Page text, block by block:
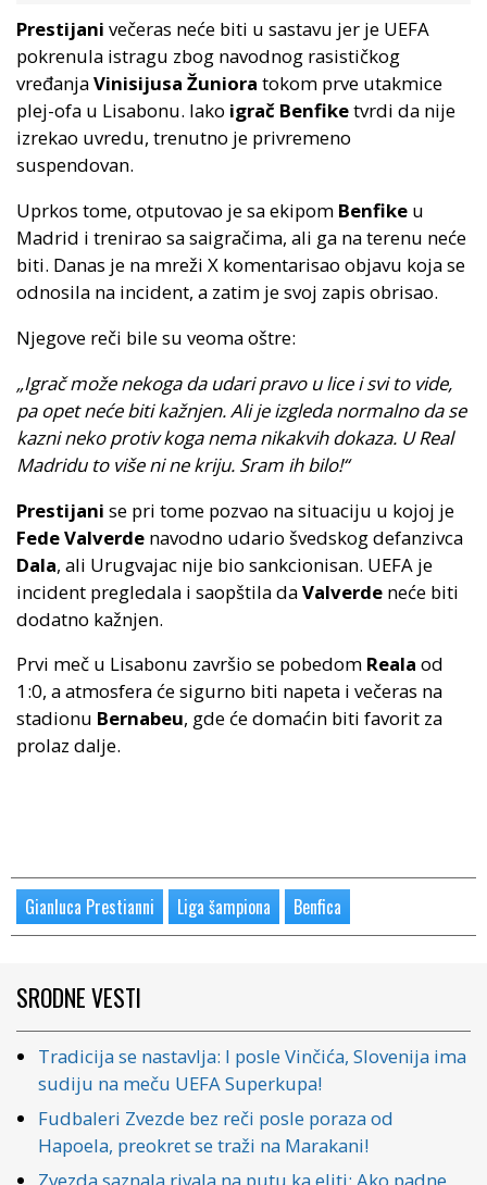
Prestijani večeras neće biti u sastavu jer je UEFA
pokrenula istragu zbog navodnog rasističkog
vređanjaVinisijusa Žuniora tokom prve utakmice
plej-ofa u Lisabonu. Iako igrač Benfiketvrdi da nije
izrekao uvredu, trenutno je privremeno
suspendovan.
Uprkos tome, otputovao je sa ekipom Benfike u
Madrid i trenirao sa saigračima, ali ga na terenu neće
biti. Danas je na mreži X komentarisao objavu koja se
odnosila na incident, a zatim je svoj zapis obrisao.
Njegove reči bile su veoma oštre:
„Igrač može nekoga da udari pravo u lice i svi to vide,
pa opet neće biti kažnjen. Ali je izgleda normalno da se
kazni neko protiv koga nema nikakvih dokaza. U Real
Madridu to više ni ne kriju. Sram ih bilo!“
Prestijani se pri tome pozvao na situaciju u kojoj je
Fede Valverde navodno udario švedskog defanzivca
Dala, ali Urugvajac nije bio sankcionisan. UEFA je
incident pregledala i saopštila daValverde neće biti
dodatno kažnjen.
Prvi meč u Lisabonu završio se pobedom Reala od
1:0, a atmosfera će sigurno biti napeta i večeras na
stadionu Bernabeu, gde će domaćin biti favorit za
prolaz dalje.
Gianluca Prestianni Liga šampiona Benfica
SRODNE VESTI
Tradicija se nastavlja: I posle Vinčića, Slovenija ima
sudiju na meču UEFA Superkupa!
Fudbaleri Zvezde bez reči posle poraza od
Hapoela, preokret se traži na Marakani!